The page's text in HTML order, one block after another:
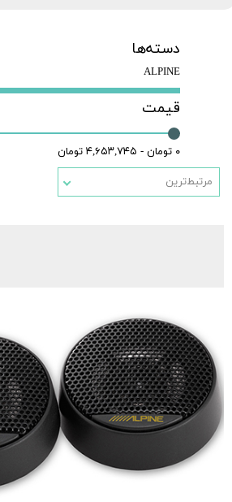
دسته‌ها
ALPINE
قیمت
۰ تومان - ۴,۶۵۳,۷۴۵ تومان
مرتبط‌ترین